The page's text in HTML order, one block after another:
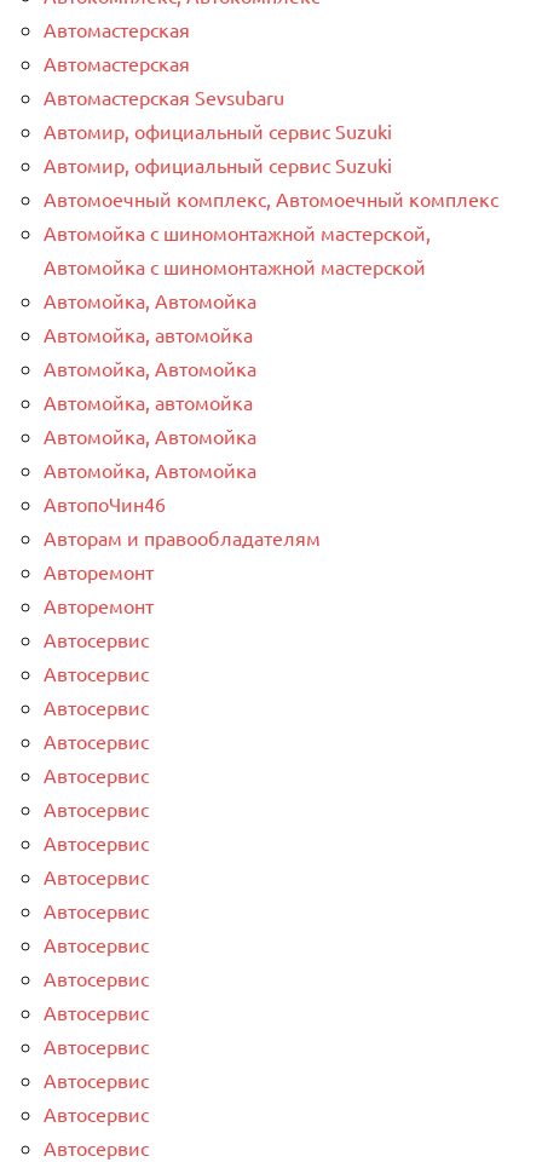
Автомастерская
Автомастерская
Автомастерская Sevsubaru
Автомир, официальный сервис Suzuki
Автомир, официальный сервис Suzuki
Автомоечный комплекс, Автомоечный комплекс
Автомойка с шиномонтажной мастерской,
Автомойка с шиномонтажной мастерской
Автомойка, Автомойка
Автомойка, автомойка
Автомойка, Автомойка
Автомойка, автомойка
Автомойка, Автомойка
Автомойка, Автомойка
АвтопоЧин46
Авторам и правообладателям
Авторемонт
Авторемонт
Автосервис
Автосервис
Автосервис
Автосервис
Автосервис
Автосервис
Автосервис
Автосервис
Автосервис
Автосервис
Автосервис
Автосервис
Автосервис
Автосервис
Автосервис
Автосервис